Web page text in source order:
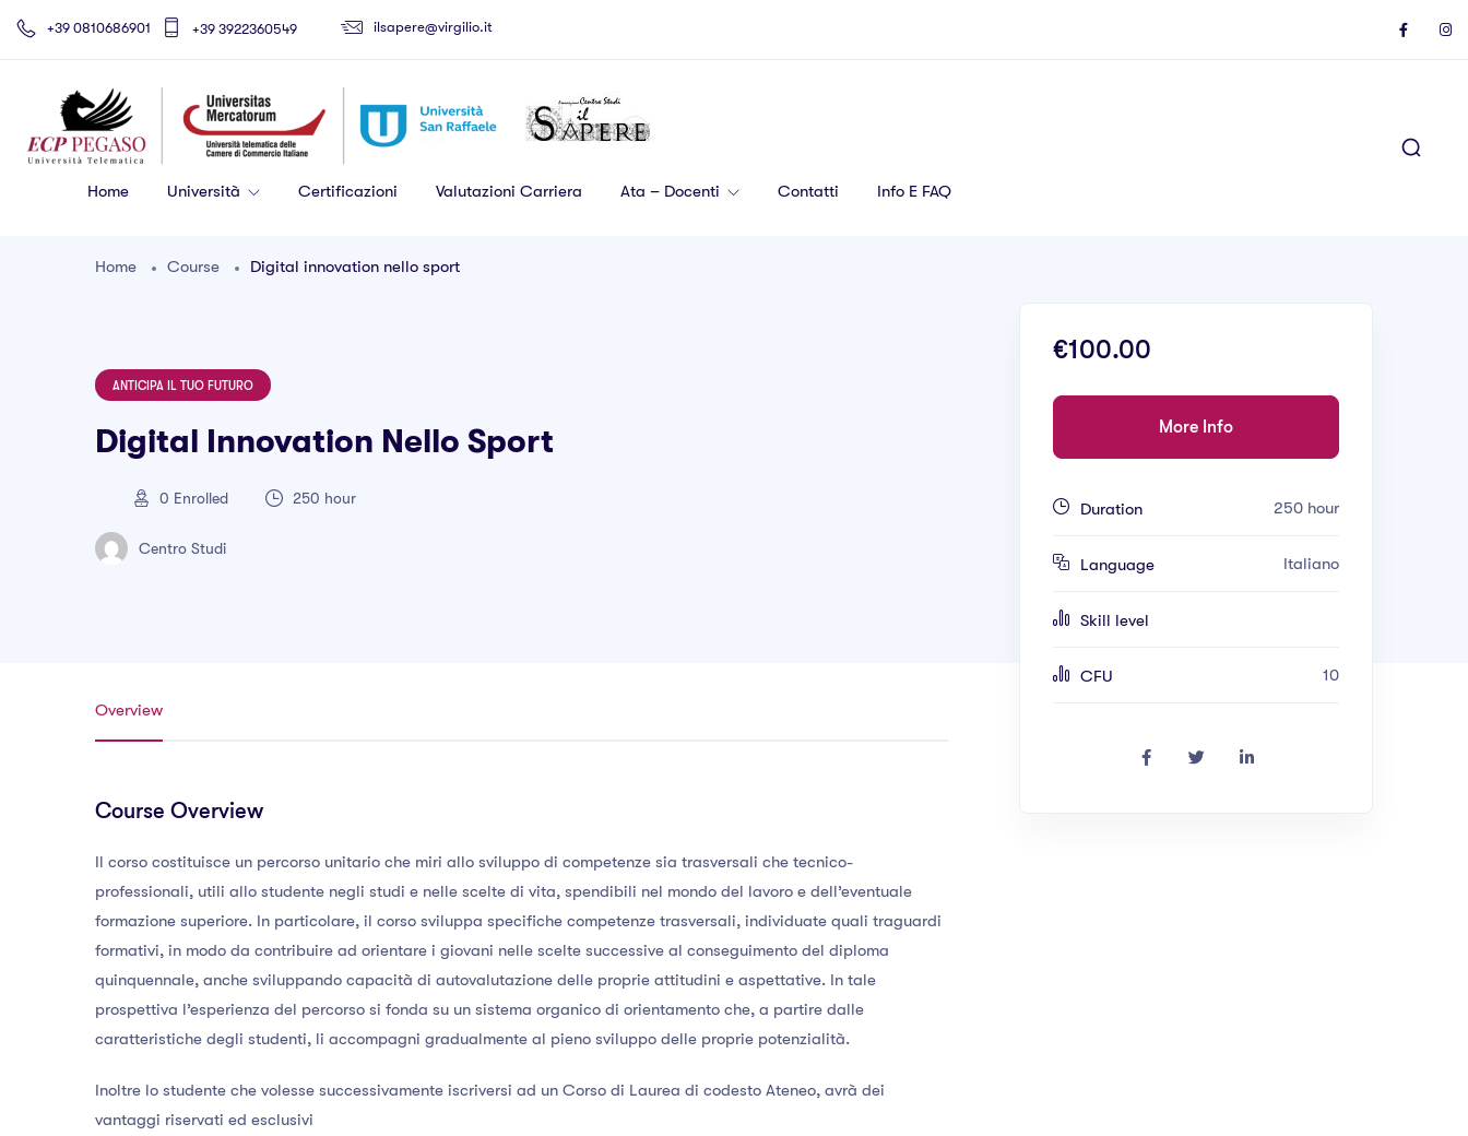
+39 0810686901 +39 3922360549 ilsapere@virgilio.it
Home Università Certificazioni Valutazioni Carriera Ata – Docenti Contatti Info E FAQ
Home Course Digital innovation nello sport
ANTICIPA IL TUO FUTURO
Digital Innovation Nello Sport
0 Enrolled 250 hour
Centro Studi
Overview
Course Overview
Il corso costituisce un percorso unitario che miri allo sviluppo di competenze sia trasversali che tecnico-
professionali, utili allo studente negli studi e nelle scelte di vita, spendibili nel mondo del lavoro e dell’eventuale
formazione superiore. In particolare, il corso sviluppa specifiche competenze trasversali, individuate quali traguardi
formativi, in modo da contribuire ad orientare i giovani nelle scelte successive al conseguimento del diploma
quinquennale, anche sviluppando capacità di autovalutazione delle proprie attitudini e aspettative. In tale
prospettiva l’esperienza del percorso si fonda su un sistema organico di orientamento che, a partire dalle
caratteristiche degli studenti, li accompagni gradualmente al pieno sviluppo delle proprie potenzialità.
Inoltre lo studente che volesse successivamente iscriversi ad un Corso di Laurea di codesto Ateneo, avrà dei
vantaggi riservati ed esclusivi
€100.00
More Info
Duration 250 hour
Language Italiano
Skill level
CFU 10